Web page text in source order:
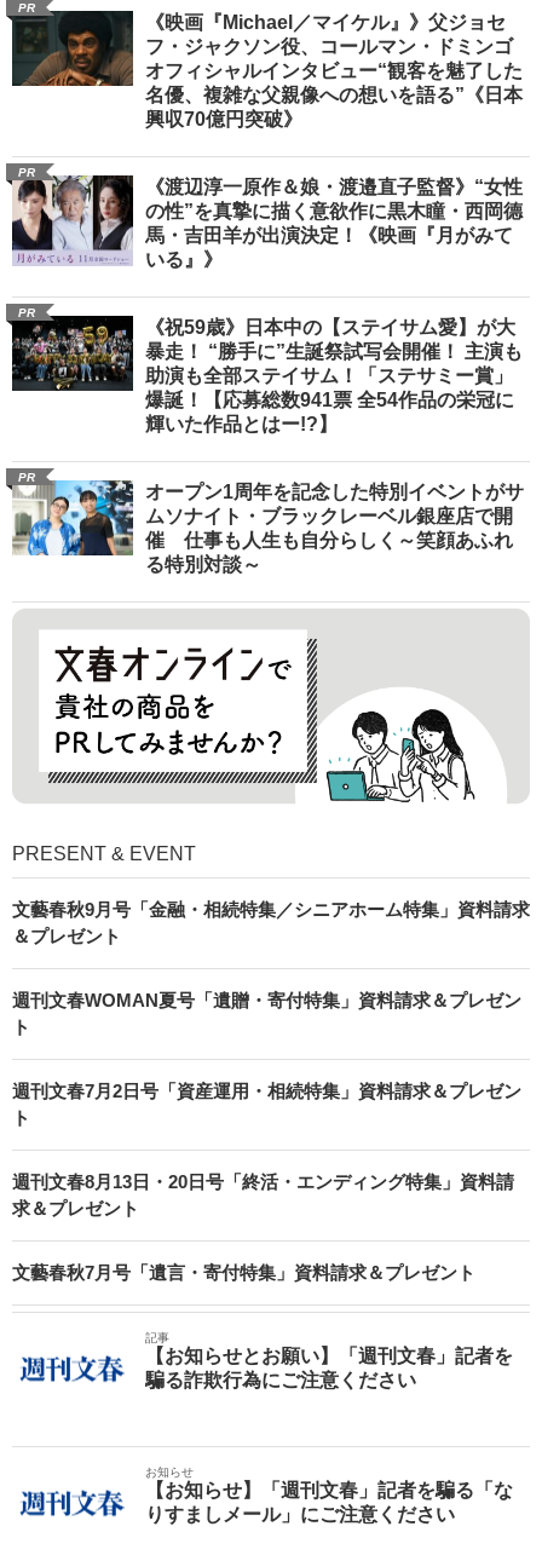
PR
《映画『Michael／マイケル』》父ジョセ
フ・ジャクソン役、コールマン・ドミンゴ
オフィシャルインタビュー“観客を魅了した
名優、複雑な父親像への想いを語る”《日本
興収70億円突破》
PR
《渡辺淳一原作＆娘・渡邉直子監督》“女性
の性”を真摯に描く意欲作に黒木瞳・西岡德
馬・吉田羊が出演決定！《映画『月がみて
いる』》
PR
《祝59歳》日本中の【ステイサム愛】が大
暴走！ “勝手に”生誕祭試写会開催！ 主演も
助演も全部ステイサム！「ステサミー賞」
爆誕！【応募総数941票 全54作品の栄冠に
輝いた作品とはー!?】
PR
オープン1周年を記念した特別イベントがサ
ムソナイト・ブラックレーベル銀座店で開
催 仕事も人生も自分らしく～笑顔あふれ
る特別対談～
PRESENT & EVENT
文藝春秋9月号「金融・相続特集／シニアホーム特集」資料請求
＆プレゼント
週刊文春WOMAN夏号「遺贈・寄付特集」資料請求＆プレゼン
ト
週刊文春7月2日号「資産運用・相続特集」資料請求＆プレゼン
ト
週刊文春8月13日・20日号「終活・エンディング特集」資料請
求＆プレゼント
文藝春秋7月号「遺言・寄付特集」資料請求＆プレゼント
記事
【お知らせとお願い】「週刊文春」記者を
騙る詐欺行為にご注意ください
お知らせ
【お知らせ】「週刊文春」記者を騙る「な
りすましメール」にご注意ください